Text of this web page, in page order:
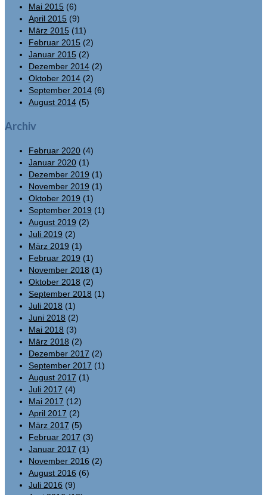
Mai 2015 (6)
April 2015 (9)
März 2015 (11)
Februar 2015 (2)
Januar 2015 (2)
Dezember 2014 (2)
Oktober 2014 (2)
September 2014 (6)
August 2014 (5)
Archiv
Februar 2020 (4)
Januar 2020 (1)
Dezember 2019 (1)
November 2019 (1)
Oktober 2019 (1)
September 2019 (1)
August 2019 (2)
Juli 2019 (2)
März 2019 (1)
Februar 2019 (1)
November 2018 (1)
Oktober 2018 (2)
September 2018 (1)
Juli 2018 (1)
Juni 2018 (2)
Mai 2018 (3)
März 2018 (2)
Dezember 2017 (2)
September 2017 (1)
August 2017 (1)
Juli 2017 (4)
Mai 2017 (12)
April 2017 (2)
März 2017 (5)
Februar 2017 (3)
Januar 2017 (1)
November 2016 (2)
August 2016 (6)
Juli 2016 (9)